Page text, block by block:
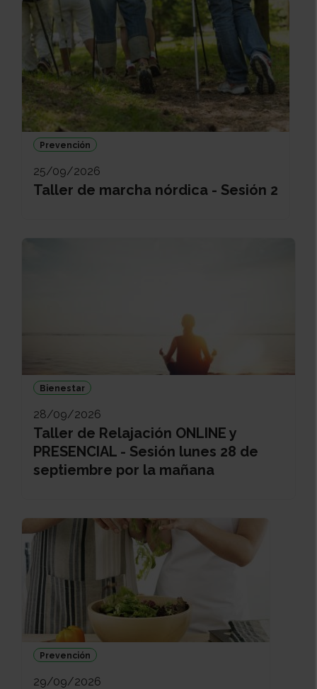
Prevención
25/09/2026
Taller de marcha nórdica - Sesión 2
Bienestar
28/09/2026
Taller de Relajación ONLINE y
PRESENCIAL - Sesión lunes 28 de
septiembre por la mañana
Prevención
29/09/2026